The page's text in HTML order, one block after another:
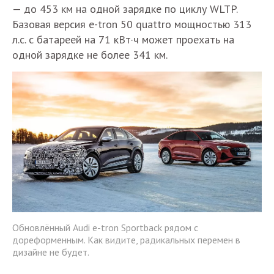
— до 453 км на одной зарядке по циклу WLTP.
Базовая версия e-tron 50 quattro мощностью 313
л.с. с батареей на 71 кВт·ч может проехать на
одной зарядке не более 341 км.
Обновлённый Audi e-tron Sportback рядом с
дореформенным. Как видите, радикальных перемен в
дизайне не будет.